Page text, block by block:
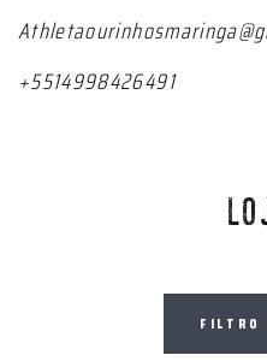
+5514998426491
FILTRO